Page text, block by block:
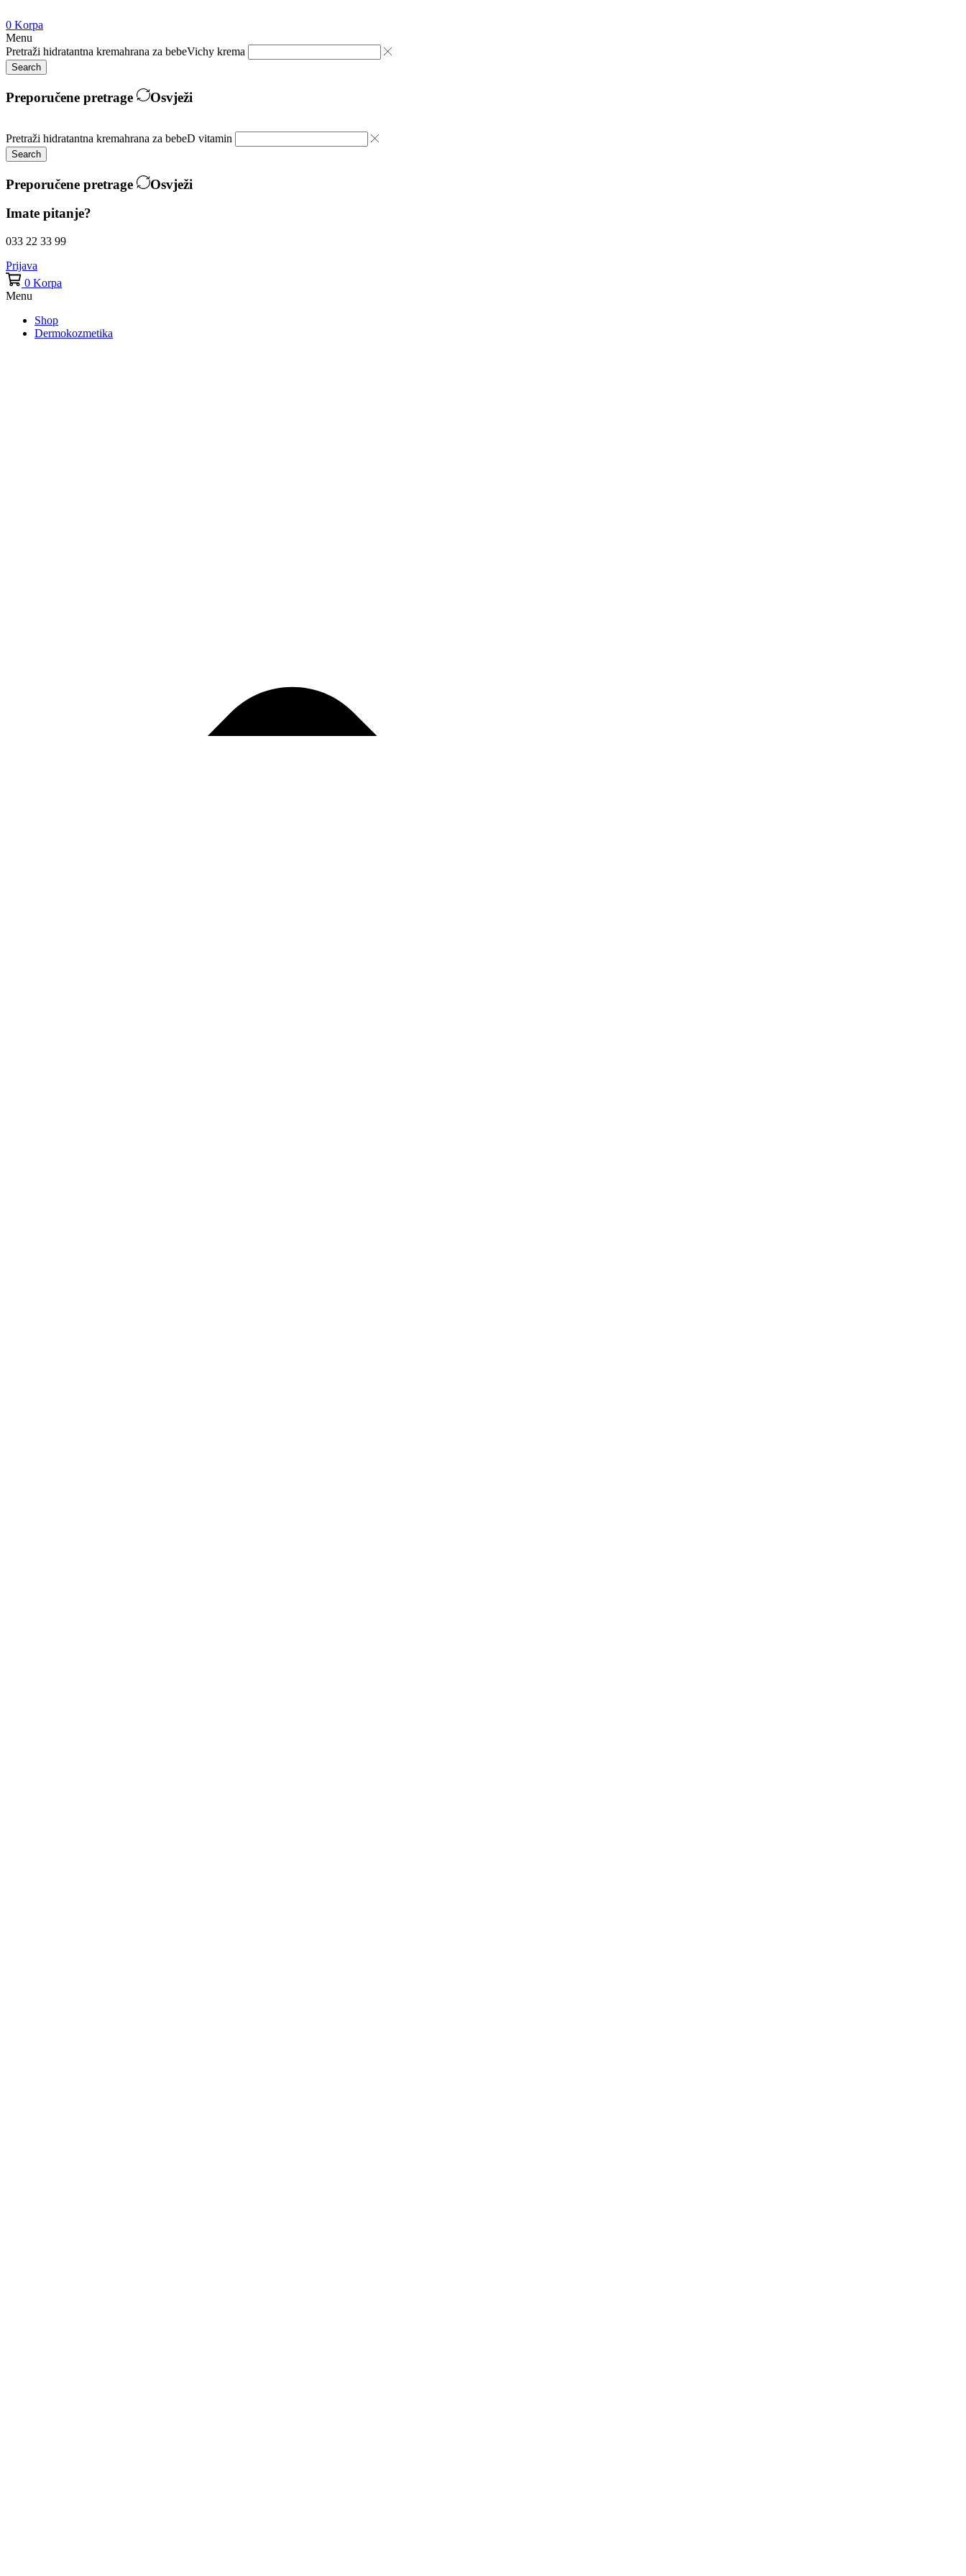
0 Korpa
Menu
Pretraži hidratantna kremahrana za bebeVichy krema
Search
Preporučene pretrage Osvježi
Pretraži hidratantna kremahrana za bebeD vitamin
Search
Preporučene pretrage
Osvježi
Imate pitanje?
033 22 33 99
Prijava
0 Korpa
Menu
Shop
Dermokozmetika